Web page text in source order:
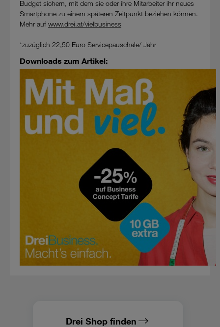
Budget sichern, mit dem sie oder ihre Mitarbeiter ihr neues
Smartphone zu einem späteren Zeitpunkt beziehen können.
Mehr auf www.drei.at/vielbusiness
*zuzüglich 22,50 Euro Servicepauschale/ Jahr
Downloads zum Artikel:
Drei Shop finden